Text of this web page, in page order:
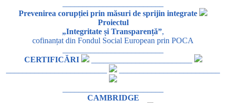
Prevenirea corupției prin măsuri de sprijin integrate
Proiectul
„Integritate și Transparență”,
cofinanțat din Fondul Social European prin POCA
CERTIFICĂRI
_________________________
CAMBRIDGE